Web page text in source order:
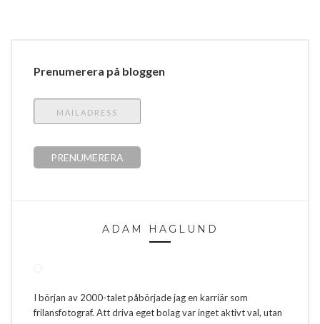
Prenumerera på bloggen
ADAM HAGLUND
I början av 2000-talet påbörjade jag en karriär som
frilansfotograf. Att driva eget bolag var inget aktivt val, utan